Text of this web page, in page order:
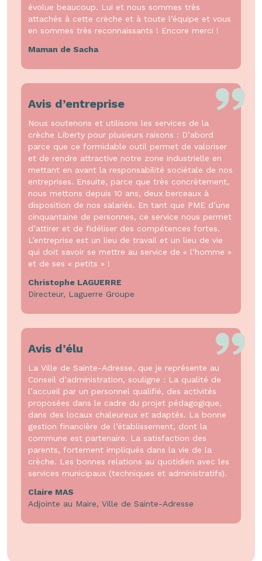
évolue beaucoup. Lui et nous sommes très
attachés à cette crèche et à toute l’équipe et vous
en sommes très reconnaissants ! Encore merci !
Maman de Sacha
Avis d’entreprise
Nous soutenons et utilisons les services de la
crèche Liberty pour plusieurs raisons : D’abord
parce que ce formidable outil permet de valoriser
et de rendre attractive notre zone industrielle en
mettant en avant la responsabilité sociétale de nos
entreprises. Ensuite, parce que très concrètement,
nous mettons depuis 10 ans, deux berceaux à
disposition de nos salariés. En tant que PME d’une
cinquantaine de personnes, ce service nous permet
d’attirer et de fidéliser des compétences fortes.
L’entreprise est un lieu de travail et un lieu de vie
qui doit savoir se mettre au service de « l’homme »
et de ses « petits » !
Christophe LAGUERRE
Directeur, Laguerre Groupe
Avis d’élu
La Ville de Sainte-Adresse, que je représente au
Conseil d’administration, souligne : La qualité de
l’accueil par un personnel qualifié, des activités
proposées dans le cadre du projet pédagogique,
dans des locaux chaleureux et adaptés. La bonne
gestion financière de l’établissement, dont la
commune est partenaire. La satisfaction des
parents, fortement impliqués dans la vie de la
crèche. Les bonnes relations au quotidien avec les
services municipaux (techniques et administratifs).
Claire MAS
Adjointe au Maire, Ville de Sainte-Adresse